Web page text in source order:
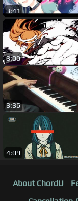
3:41
3:00
3:36
4:09
About ChordU